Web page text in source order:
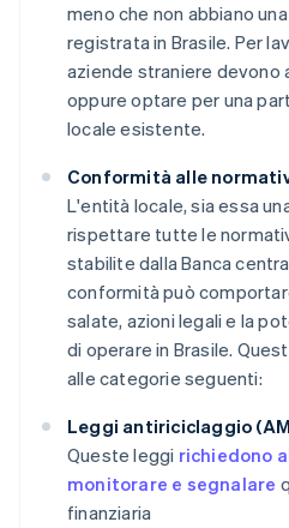
meno che non abbiano
registrata in Brasile. Per
aziende straniere devono
oppure optare per una
locale esistente.
Conformità alle
L'entità locale, sia essa
rispettare tutte le
stabilite dalla Banca
conformità può
salate, azioni legali e la
di operare in Brasile.
alle categorie seguenti:
Leggi antiriciclaggio
Queste leggi richiedono
monitorare e segnalare
finanziaria